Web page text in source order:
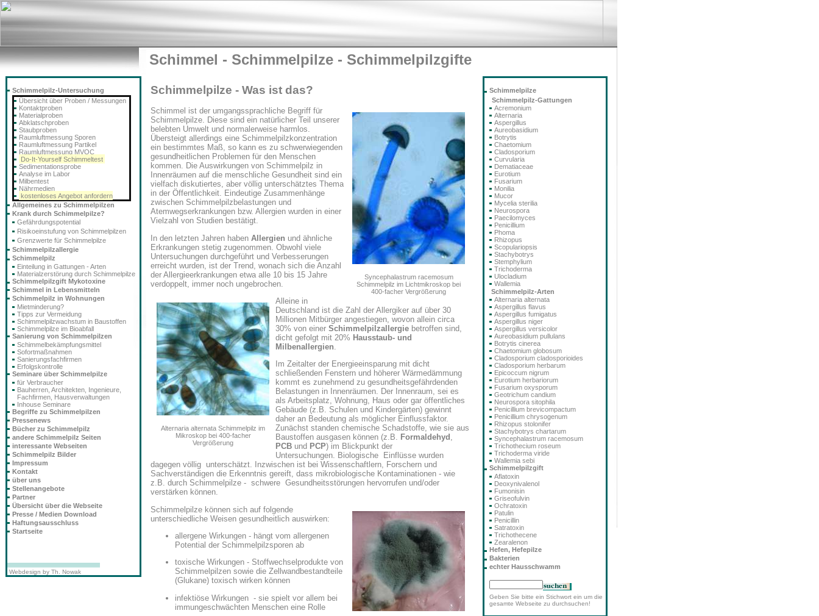
Schimmel - Schimmelpilze - Schimmelpilzgifte
Schimmelpilze - Was ist das?
Syncephalastrum racemosum
Schimmelpilz im Lichtmikroskop bei
400-facher Vergrößerung
Schimmel ist der umgangssprachliche Begriff für
Schimmelpilze. Diese sind ein natürlicher Teil unserer
belebten Umwelt und normalerweise harmlos.
Übersteigt allerdings eine Schimmelpilzkonzentration
ein bestimmtes Maß, so kann es zu schwerwiegenden
gesundheitlichen Problemen für den Menschen
kommen. Die Auswirkungen von Schimmelpilz in
Innenräumen auf die menschliche Gesundheit sind ein
vielfach diskutiertes, aber völlig unterschätztes Thema
in der Öffentlichkeit. Eindeutige Zusammenhänge
zwischen Schimmelpilzbelastungen und
Atemwegserkrankungen bzw. Allergien wurden in einer
Vielzahl von Studien bestätigt.
In den letzten Jahren haben Allergien und ähnliche
Erkrankungen stetig zugenommen. Obwohl viele
Untersuchungen durchgeführt und Verbesserungen
erreicht wurden, ist der Trend, wonach sich die Anzahl
der Allergieerkrankungen etwa alle 10 bis 15 Jahre
verdoppelt, immer noch ungebrochen.
Alternaria alternata Schimmelpilz im
Mikroskop bei 400-facher
Vergrößerung
Alleine in
Deutschland ist die Zahl der Allergiker auf über 30
Millionen Mitbürger angestiegen, wovon allein circa
30% von einer Schimmelpilzallergie betroffen sind,
dicht gefolgt mit 20% Hausstaub- und
Milbenallergien.
Im Zeitalter der Energieeinsparung mit dicht
schließenden Fenstern und höherer Wärmedämmung
kommt es zunehmend zu gesundheitsgefährdenden
Belastungen in Innenräumen. Der Innenraum, sei es
als Arbeitsplatz, Wohnung, Haus oder gar öffentliches
Gebäude (z.B. Schulen und Kindergärten) gewinnt
daher an Bedeutung als möglicher Einflussfaktor.
Zunächst standen chemische Schadstoffe, wie sie aus
Baustoffen ausgasen können (z.B. Formaldehyd ,
PCB und PCP) im Blickpunkt der
Untersuchungen. Biologische Einflüsse wurden
dagegen völlig unterschätzt. Inzwischen ist bei Wissenschaftlern, Forschern und
Sachverständigen die Erkenntnis gereift, dass mikrobiologische Kontaminationen - wie
z.B. durch Schimmelpilze - schwere Gesundheitsstörungen hervorrufen und/oder
verstärken können.
Schimmelpilze können sich auf folgende
unterschiedliche Weisen gesundheitlich auswirken:
allergene Wirkungen - hängt vom allergenen
Potential der Schimmelpilzsporen ab
toxische Wirkungen - Stoffwechselprodukte von
Schimmelpilzen sowie die Zellwandbestandteile
(Glukane) toxisch wirken können
infektiöse Wirkungen - sie spielt vor allem bei
immungeschwächten Menschen eine Rolle
Schimmelpilz-Untersuchung
Übersicht über Proben / Messungen
Kontaktproben
Materialproben
Abklatschproben
Staubproben
Raumluftmessung Sporen
Raumluftmessung Partikel
Raumluftmessung MVOC
Do-It-Yourself Schimmeltest
Sedimentationsprobe
Analyse im Labor
Milbentest
Nährmedien
kostenloses Angebot anfordern
Allgemeines zu Schimmelpilzen
Krank durch Schimmelpilze?
Gefährdungspotential
Risikoeinstufung von Schimmelpilzen
Grenzwerte für Schimmelpilze
Schimmelpilzallergie
Schimmelpilz
Einteilung in Gattungen - Arten
Materialzerstörung durch Schimmelpilze
Schimmelpilzgift Mykotoxine
Schimmel in Lebensmitteln
Schimmelpilz in Wohnungen
Mietminderung?
Tipps zur Vermeidung
Schimmelpilzwachstum in Baustoffen
Schimmelpilze im Bioabfall
Sanierung von Schimmelpilzen
Schimmelbekämpfungsmittel
Sofortmaßnahmen
Sanierungsfachfirmen
Erfolgskontrolle
Seminare über Schimmelpilze
für Verbraucher
Bauherren, Architekten, Ingenieure,
Fachfirmen, Hausverwaltungen
Inhouse Seminare
Begriffe zu Schimmelpilzen
Pressenews
Bücher zu Schimmelpilz
andere Schimmelpilz Seiten
interessante Webseiten
Schimmelpilz Bilder
Impressum
Kontakt
über uns
Stellenangebote
Partner
Übersicht über die Webseite
Presse / Medien Download
Haftungsausschluss
Startseite
Webdesign by Th. Nowak
Schimmelpilze
Schimmelpilz-Gattungen
Acremonium
Alternaria
Aspergillus
Aureobasidium
Botrytis
Chaetomium
Cladosporium
Curvularia
Dematiaceae
Eurotium
Fusarium
Monilia
Mucor
Mycelia sterilia
Neurospora
Paecilomyces
Penicillium
Phoma
Rhizopus
Scopulariopsis
Stachybotrys
Stemphylium
Trichoderma
Ulocladium
Wallemia
Schimmelpilz-Arten
Alternaria alternata
Aspergillus flavus
Aspergillus fumigatus
Aspergillus niger
Aspergillus versicolor
Aureobasidium pullulans
Botrytis cinerea
Chaetomium globosum
Cladosporium cladosporioides
Cladosporium herbarum
Epicoccum nigrum
Eurotium herbariorum
Fusarium oxysporum
Geotrichum candium
Neurospora sitophila
Penicillium brevicompactum
Penicillium chrysogenum
Rhizopus stolonifer
Stachybotrys chartarum
Syncephalastrum racemosum
Trichothecium roseum
Trichoderma viride
Wallemia sebi
Schimmelpilzgift
Aflatoxin
Deoxynivalenol
Fumonisin
Griseofulvin
Ochratoxin
Patulin
Penicillin
Satratoxin
Trichothecene
Zearalenon
Hefen, Hefepilze
Bakterien
echter Hausschwamm
Geben Sie bitte ein Stichwort ein um die
gesamte Webseite zu durchsuchen!